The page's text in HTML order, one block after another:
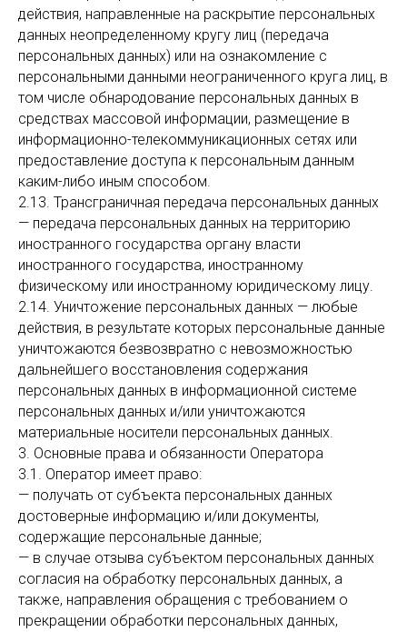
действия, направленные на раскрытие персональных
данных неопределенному кругу лиц (передача
персональных данных) или на ознакомление с
персональными данными неограниченного круга лиц, в
том числе обнародование персональных данных в
средствах массовой информации, размещение в
информационно-телекоммуникационных сетях или
предоставление доступа к персональным данным
каким-либо иным способом.
2.13. Трансграничная передача персональных данных
— передача персональных данных на территорию
иностранного государства органу власти
иностранного государства, иностранному
физическому или иностранному юридическому лицу.
2.14. Уничтожение персональных данных — любые
действия, в результате которых персональные данные
уничтожаются безвозвратно с невозможностью
дальнейшего восстановления содержания
персональных данных в информационной системе
персональных данных и/или уничтожаются
материальные носители персональных данных.
3. Основные права и обязанности Оператора
3.1. Оператор имеет право:
— получать от субъекта персональных данных
достоверные информацию и/или документы,
содержащие персональные данные;
— в случае отзыва субъектом персональных данных
согласия на обработку персональных данных, а
также, направления обращения с требованием о
прекращении обработки персональных данных,